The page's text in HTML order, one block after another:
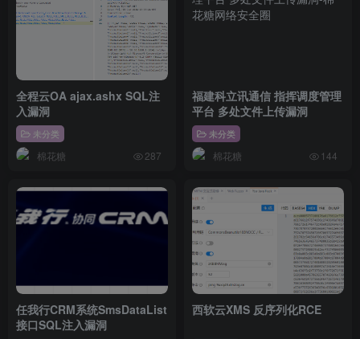
全程云OA ajax.ashx SQL注
入漏洞
未分类
棉花糖 287
福建科立讯通信 指挥调度管理
平台 多处文件上传漏洞
未分类
棉花糖 144
任我行CRM系统SmsDataList
接口SQL注入漏洞
西软云XMS 反序列化RCE